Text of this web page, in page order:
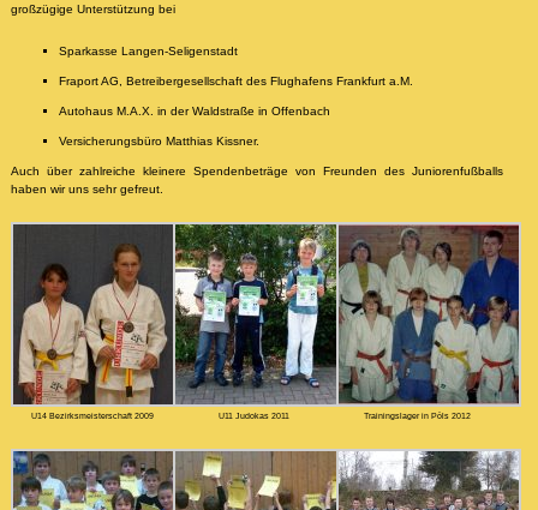
großzügige Unterstützung bei
Sparkasse Langen-Seligenstadt
Fraport AG, Betreibergesellschaft des Flughafens Frankfurt a.M.
Autohaus M.A.X. in der Waldstraße in Offenbach
Versicherungsbüro Matthias Kissner.
Auch über zahlreiche kleinere Spendenbeträge von Freunden des Juniorenfußballs
haben wir uns sehr gefreut.
U14 Bezirksmeisterschaft 2009 U11 Judokas 2011 Trainingslager in Pöls 2012